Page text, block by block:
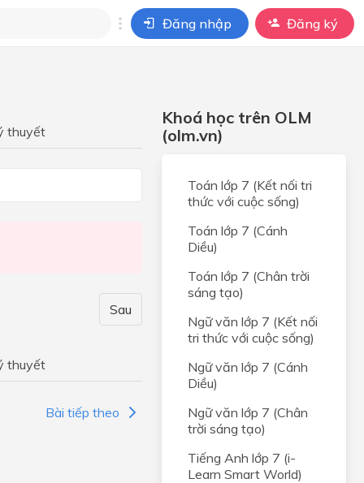
câu hỏi của
Đăng nhập Đăng ký
thuyết
Sau
thuyết
Bài tiếp theo
Khoá học trên OLM
(olm.vn)
Toán lớp 7 (Kết nối tri
thức với cuộc sống)
Toán lớp 7 (Cánh
Diều)
Toán lớp 7 (Chân trời
sáng tạo)
Ngữ văn lớp 7 (Kết nối
tri thức với cuộc sống)
Ngữ văn lớp 7 (Cánh
Diều)
Ngữ văn lớp 7 (Chân
trời sáng tạo)
Tiếng Anh lớp 7 (i-
Learn Smart World)